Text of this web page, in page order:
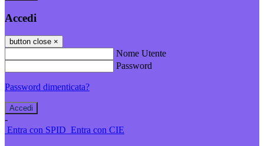
Accedi
button close ×
Nome Utente
Password
Password dimenticata?
-
Entra con SPID Entra con CIE